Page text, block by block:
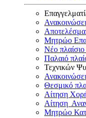
Μητρώο
Νέο πλαίσιο
Παλαιό
Τεχνικών
Θεσμικό
Αίτηση
Αίτηση
Μητρώο